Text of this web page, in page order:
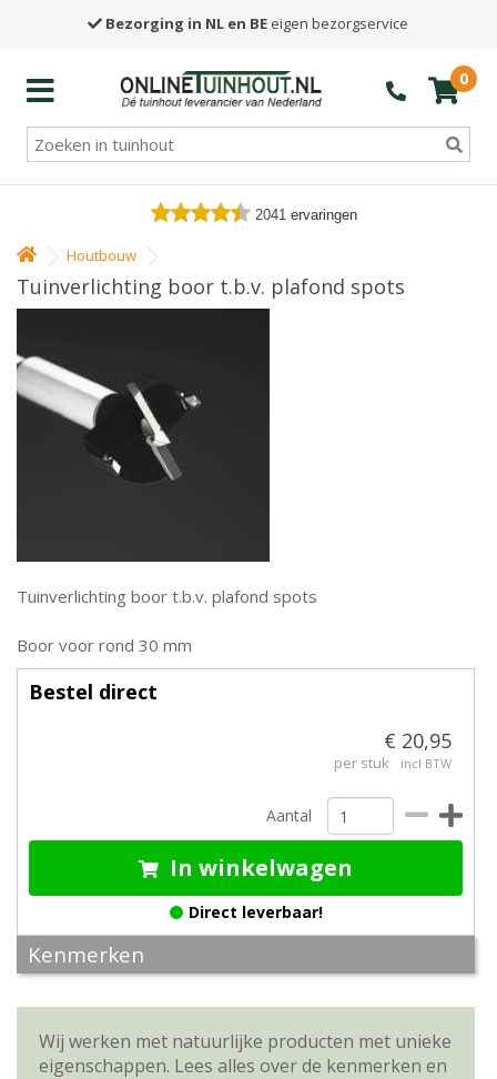
Bezorging in NL en BE eigen bezorgservice
0
2041 ervaringen
Houtbouw
Tuinverlichting boor t.b.v. plafond spots
Tuinverlichting boor t.b.v. plafond spots
Boor voor rond 30 mm
Bestel direct
€ 20,95
per stuk incl BTW
Aantal
In winkelwagen
Direct leverbaar!
Kenmerken
Wij werken met natuurlijke producten met unieke
eigenschappen. Lees alles over de kenmerken en